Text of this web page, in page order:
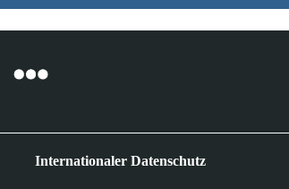
Internationaler Datenschutz